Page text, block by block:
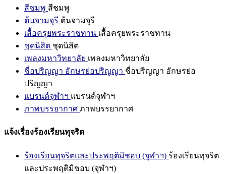
สีชมพู สีชมพู
ต้นจามจุรี ต้นจามจุรี
เสื้อครุยพระราชทาน เสื้อครุยพระราชทาน
ชุดนิสิต ชุดนิสิต
เพลงมหาวิทยาลัย เพลงมหาวิทยาลัย
ชื่อปริญญา อักษรย่อปริญญา ชื่อปริญญา อักษรย่อ
ปริญญา
แบรนด์จุฬาฯ แบรนด์จุฬาฯ
ภาพบรรยากาศ ภาพบรรยากาศ
แจ้งเรื่องร้องเรียนทุจริต
ร้องเรียนทุจริตและประพฤติมิชอบ (จุฬาฯ) ร้องเรียนทุจริต
และประพฤติมิชอบ (จุฬาฯ)